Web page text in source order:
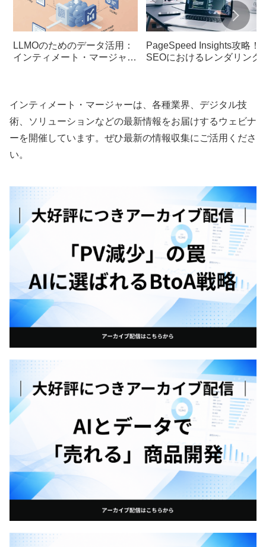
LLMOのためのデータ活用：
インティメート・マージャー
PageSpeed Insights攻略！
SEOにおけるレンダリング
インティメート・マージャーは、各種業界、デジタル技
術、ソリューションなどの最新情報をお届けするウェビナ
ーを開催しています。ぜひ最新の情報収集にご活用くださ
い。